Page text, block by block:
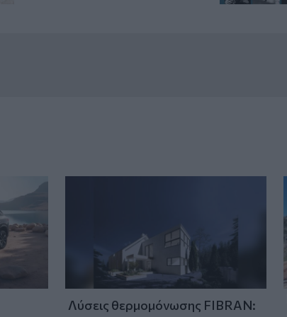
Λύσεις θερμομόνωσης FIBRAN: